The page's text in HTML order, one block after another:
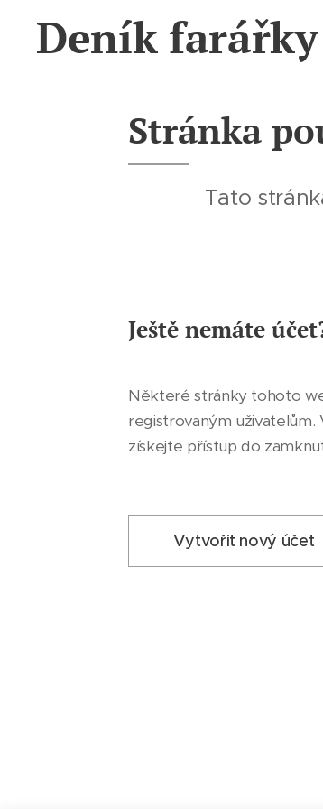
Deník farářky
Stránka
Tato
Ještě nemáte
Některé stránky tohoto
registrovaným
získejte přístup do
Vytvořit nový účet